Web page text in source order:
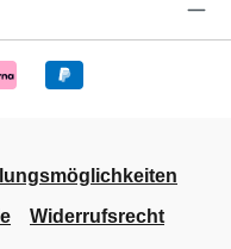
Widerrufsrecht